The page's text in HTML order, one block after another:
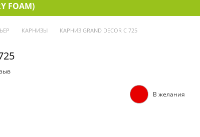
FOAM)
КАРНИЗЫ КАРНИЗ GRAND DECOR C 725
В желания